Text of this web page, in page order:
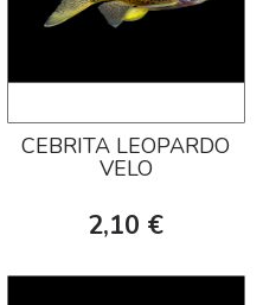
CEBRITA LEOPARDO
VELO
2,10 €